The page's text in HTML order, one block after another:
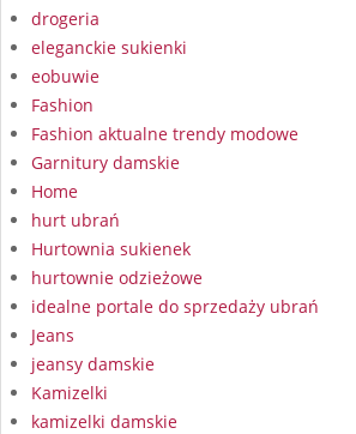
drogeria
eleganckie sukienki
eobuwie
Fashion
Fashion aktualne trendy modowe
Garnitury damskie
Home
hurt ubrań
Hurtownia sukienek
hurtownie odzieżowe
idealne portale do sprzedaży ubrań
Jeans
jeansy damskie
Kamizelki
kamizelki damskie